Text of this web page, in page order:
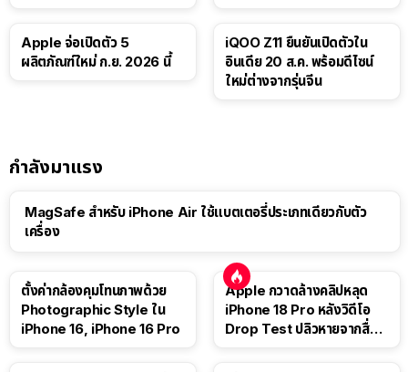
Apple จ่อเปิดตัว 5
ผลิตภัณฑ์ใหม่ ก.ย. 2026 นี้
iQOO Z11 ยืนยันเปิดตัวใน
อินเดีย 20 ส.ค. พร้อมดีไซน์
ใหม่ต่างจากรุ่นจีน
กำลังมาแรง
MagSafe สำหรับ iPhone Air ใช้แบตเตอรี่ประเภทเดียวกับตัว
เครื่อง
ตั้งค่ากล้องคุมโทนภาพด้วย
Photographic Style ใน
iPhone 16, iPhone 16 Pro
Apple กวาดล้างคลิปหลุด
iPhone 18 Pro หลังวิดีโอ
Drop Test ปลิวหายจากสื่อ